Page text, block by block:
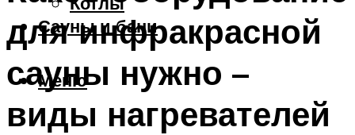
Сауны и бани
Меню
для инфракрасной
сауны нужно –
виды нагревателей